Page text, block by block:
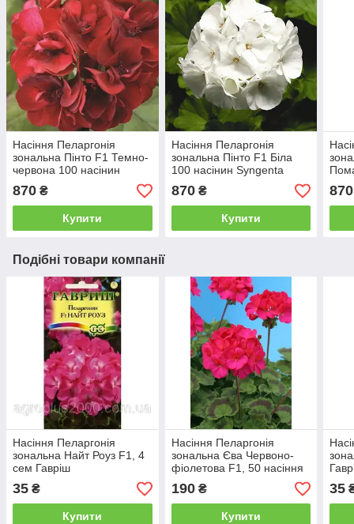
Насіння Пеларгонія
зональна Пінто F1 Темно-
червона 100 насінин
Syngenta
870 ₴
Купити
Насіння Пеларгонія
зональна Пінто F1 Біла
100 насінин Syngenta
870₴
Купити
870
Подібні товари компанії
Насіння Пеларгонія
зональна Найт Роуз F1, 4
сем Гавріш
35 ₴
Купити
Насіння Пеларгонія
зональна Єва Червоно-
фіолетова F1, 50 насіння
190₴
Купити
35